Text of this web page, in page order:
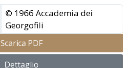
© 1966 Accademia dei
Georgofili
Scarica PDF
Dettaglio